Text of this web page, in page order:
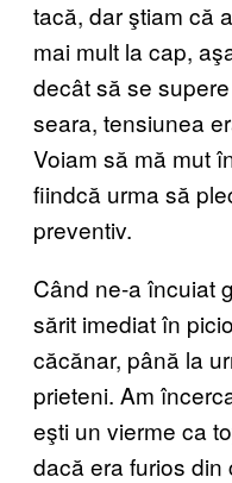
tacă, dar ştiam că
mai mult la cap,
decât să se
seara, tensiunea
Voiam să mă mut
fiindcă urma să
preventiv.
Când ne-a încuiat
sărit imediat în
căcănar, până la
prieteni. Am
eşti un vierme ca
dacă era furios din